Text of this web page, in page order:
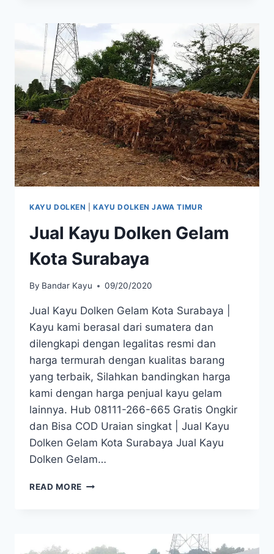
DOLKEN
KAYU DOLKEN |KAYU DOLKEN JAWA TIMUR
Jual Kayu Dolken Gelam
Kota Surabaya
By Bandar Kayu 09/20/2020
Jual Kayu Dolken Gelam Kota Surabaya |
Kayu kami berasal dari sumatera dan
dilengkapi dengan legalitas resmi dan
harga termurah dengan kualitas barang
yang terbaik, Silahkan bandingkan harga
kami dengan harga penjual kayu gelam
lainnya. Hub 08111-266-665 Gratis Ongkir
dan Bisa COD Uraian singkat | Jual Kayu
Dolken Gelam Kota Surabaya Jual Kayu
Dolken Gelam…
READ MORE JUAL
SURABAYA